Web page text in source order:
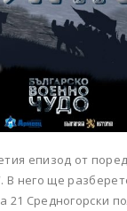
епизод от
В него ще
21 Средногорски